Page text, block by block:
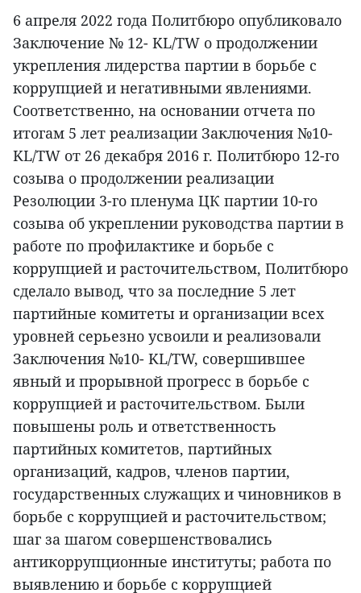
6 апреля 2022 года Политбюро опубликовало
Заключение № 12- KL/TW о продолжении
укрепления лидерства партии в борьбе с
коррупцией и негативными явлениями.
Соответственно, на основании отчета по
итогам 5 лет реализации Заключения №10-
KL/TW от 26 декабря 2016 г. Политбюро 12-го
созыва о продолжении реализации
Резолюции 3-го пленума ЦК партии 10-го
созыва об укреплении руководства партии в
работе по профилактике и борьбе с
коррупцией и расточительством, Политбюро
сделало вывод, что за последние 5 лет
партийные комитеты и организации всех
уровней серьезно усвоили и реализовали
Заключения №10- KL/TW, совершившее
явный и прорывной прогресс в борьбе с
коррупцией и расточительством. Были
повышены роль и ответственность
партийных комитетов, партийных
организаций, кадров, членов партии,
государственных служащих и чиновников в
борьбе с коррупцией и расточительством;
шаг за шагом совершенствовались
антикоррупционные институты; работа по
выявлению и борьбе с коррупцией